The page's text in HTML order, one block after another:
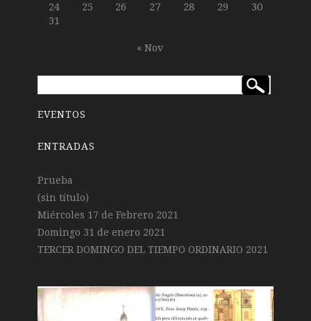
24
25 26 27 28 29
30
31
« Nov
EVENTOS
ENTRADAS
Prueba
(sin título)
Miércoles 17 de Febrero 2021
Domingo 31 de enero 2021
TERCER DOMINGO DEL TIEMPO ORDINARIO 2021